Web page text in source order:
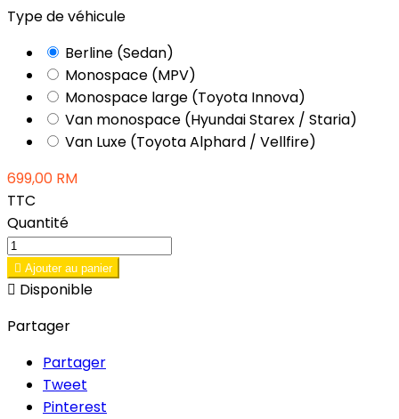
Type de véhicule
Berline (Sedan)
Monospace (MPV)
Monospace large (Toyota Innova)
Van monospace (Hyundai Starex / Staria)
Van Luxe (Toyota Alphard / Vellfire)
699,00 RM
TTC
Quantité
 Ajouter au panier
 Disponible
Partager
Partager
Tweet
Pinterest